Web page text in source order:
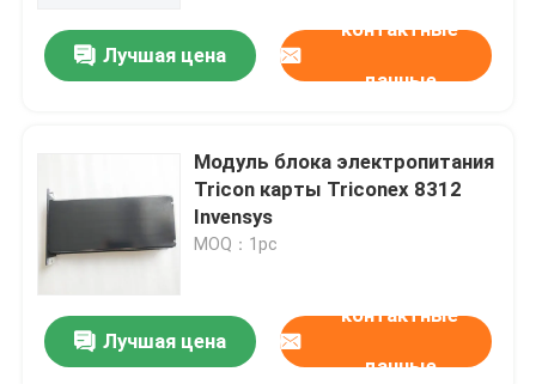
О нас
Контроль качества
Свяжитесь с нами
Запросите цитату
Лучшая цена
контактные
данные
Модуль блока электропитания
Tricon карты Triconex 8312
Invensys
MOQ：1pc
Лучшая цена
контактные
данные